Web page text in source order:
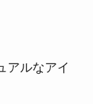
アルなアイ